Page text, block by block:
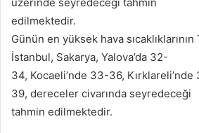
edilmektedir.
Günün en yüksek hava
İstanbul, Sakarya, Yalova’da 32-
34, Kocaeli’nde 33-36,
39, dereceler civarında seyredeceği
tahmin edilmektedir.